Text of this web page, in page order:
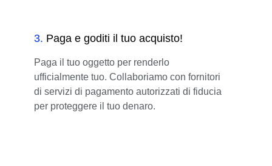
3. Paga e goditi il tuo acquisto!
Paga il tuo oggetto per renderlo
ufficialmente tuo. Collaboriamo con fornitori
di servizi di pagamento autorizzati di fiducia
per proteggere il tuo denaro.